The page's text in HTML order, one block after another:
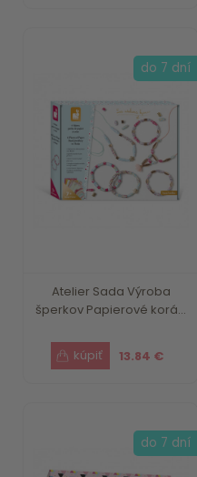
Atelier Sada Výroba
šperkov Papierové korá...
13.84 €
do 7 dní
do 7 dní